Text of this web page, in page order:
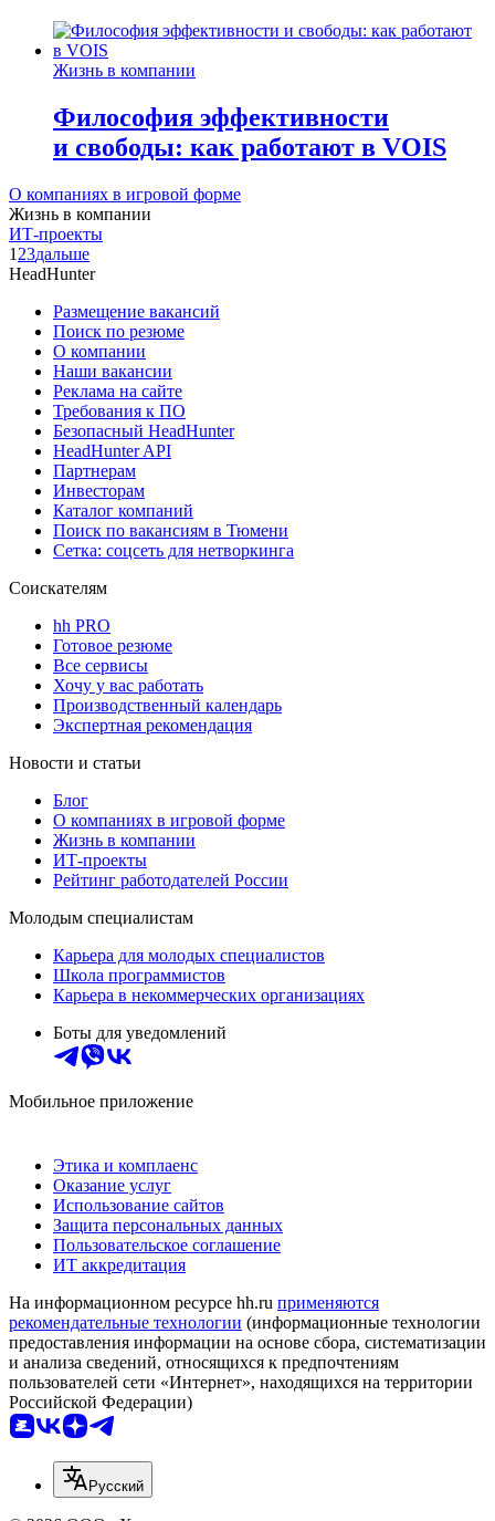
Жизнь в компании
Философия эффективности
и свободы: как работают в VOIS
О компаниях в игровой форме
Жизнь в компании
ИТ-проекты
1 23дальше
HeadHunter
Размещение вакансий
Поиск по резюме
О компании
Наши вакансии
Реклама на сайте
Требования к ПО
Безопасный HeadHunter
HeadHunter API
Партнерам
Инвесторам
Каталог компаний
Поиск по вакансиям в Тюмени
Сетка: соцсеть для нетворкинга
Соискателям
hh PRO
Готовое резюме
Все сервисы
Хочу у вас работать
Производственный календарь
Экспертная рекомендация
Новости и статьи
Блог
О компаниях в игровой форме
Жизнь в компании
ИТ-проекты
Рейтинг работодателей России
Молодым специалистам
Карьера для молодых специалистов
Школа программистов
Карьера в некоммерческих организациях
Боты для уведомлений
Мобильное приложение
Этика и комплаенс
Оказание услуг
Использование сайтов
Защита персональных данных
Пользовательское соглашение
ИТ аккредитация
На информационном ресурсе hh.ru применяются
рекомендательные технологии (информационные технологии
предоставления информации на основе сбора, систематизации
и анализа сведений, относящихся к предпочтениям
пользователей сети «Интернет», находящихся на территории
Российской Федерации)
Русский